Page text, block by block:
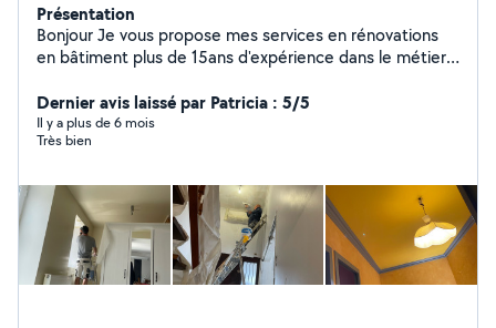
Présentation
Bonjour Je vous propose mes services en rénovations
en bâtiment plus de 15ans d'expérience dans le métier
normal extérieur et intérieur tout type Peindre chambre
salon cuisine cadre porte fenêtre volets plafond garage
portail meubles etc Peindre local appartement studio
etc Pose bande a joint Arrete metalique Pose pvc Pose
lino Pose carrelage tout type de format Pose parquet
flottant clipsse stratifié etc Bande armé Un pur bonheur
pour un peut de ponçage même a la main et une
peinture réussie ENDUISAGE PEINTURE DECORATION
Dernier avis laissé par Patricia : 5/5
Il y a plus de 6 mois
Très bien